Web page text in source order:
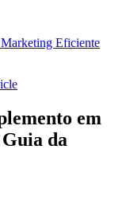
Eficiente
em
da